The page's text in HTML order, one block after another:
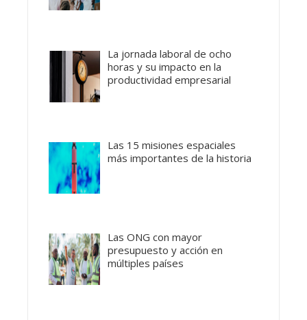
La jornada laboral de ocho
horas y su impacto en la
productividad empresarial
Las 15 misiones espaciales
más importantes de la historia
Las ONG con mayor
presupuesto y acción en
múltiples países